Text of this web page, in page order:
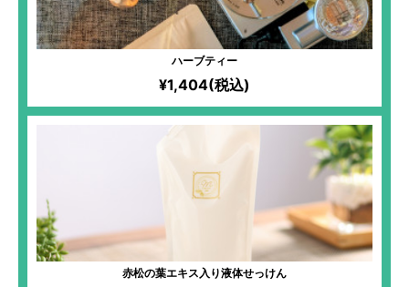
ハーブティー
¥1,404(税込)
赤松の葉エキス入り液体せっけん